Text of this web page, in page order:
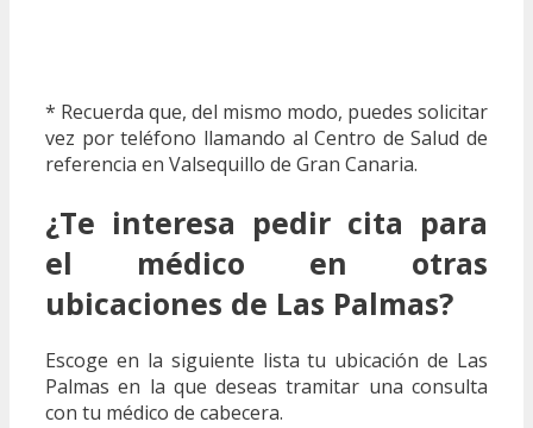
* Recuerda que, del mismo modo, puedes solicitar
vez por teléfono llamando al Centro de Salud de
referencia en Valsequillo de Gran Canaria.
¿Te interesa pedir cita para
el médico en otras
ubicaciones de Las Palmas?
Escoge en la siguiente lista tu ubicación de Las
Palmas en la que deseas tramitar una consulta
con tu médico de cabecera.